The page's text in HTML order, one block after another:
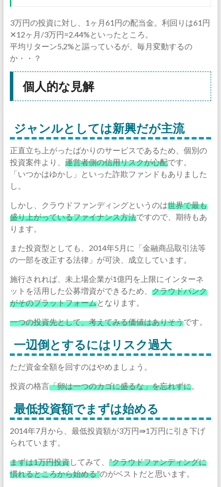
3万円の投資に対し、1ヶ月61円の配当金。利回りは61円
✕12ヶ月/3万円=2.44%といったところ。
平均リターン5,2%と謳っているが、毎月変動するの
か・・？
個人的な見解
ジャンルとしては新興だが主流
正直立ち上がったばかりのサービスであるため、個別の
投資案件より、 運営者側の信用リスクが心配です。
「いつかはゆかし」といった詐欺ファンドもありました
し。
しかし、クラウドファンディングというのは世界で最も
盛り上がっているファイナンス方法ですので、期待もあ
ります。
また投資型としても、2014年5月に「金融商品取引法等
の一部を改正する法律」が可決、成立しています。
施行されれば、未上場企業が1億円を上限にインターネ
ットを活用した公募増資ができるため、 クラウドバンク
がそのプラットフォームとなります。
一つの投資先として、考えてみる価値はありそうです。
一辺倒とするにはリスク過大
ただ資金全額を回すのはやめましょう。
投資の格言「卵は一つのカゴに盛るな」を忘れずに。
最低投資額でまずは始める
2014年7月から、最低投資額が3万円⇛1万円に引き下げ
られています。
まずは1万円投資してみて、 ”クラウドファンディングに
慣れるところから始める”のがベストだと思います。